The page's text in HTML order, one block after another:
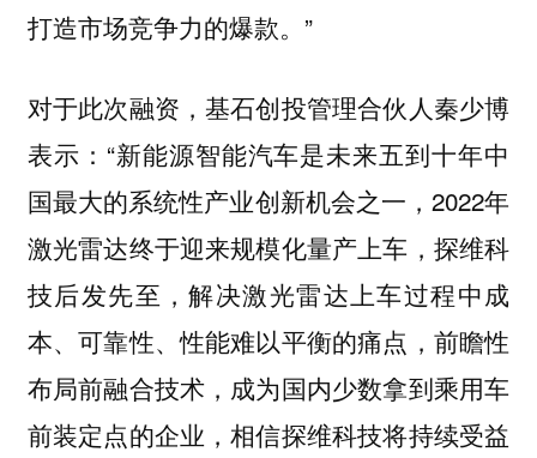
打造市场竞争力的爆款。”
对于此次融资，基石创投管理合伙人秦少博
表示：“新能源智能汽车是未来五到十年中
国最大的系统性产业创新机会之一，2022年
激光雷达终于迎来规模化量产上车，探维科
技后发先至，解决激光雷达上车过程中成
本、可靠性、性能难以平衡的痛点，前瞻性
布局前融合技术，成为国内少数拿到乘用车
前装定点的企业，相信探维科技将持续受益